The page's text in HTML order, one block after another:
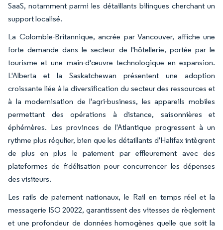
SaaS, notamment parmi les détaillants bilingues cherchant un
support localisé.
La Colombie-Britannique, ancrée par Vancouver, affiche une
forte demande dans le secteur de l'hôtellerie, portée par le
tourisme et une main-d'œuvre technologique en expansion.
L'Alberta et la Saskatchewan présentent une adoption
croissante liée à la diversification du secteur des ressources et
à la modernisation de l'agri-business, les appareils mobiles
permettant des opérations à distance, saisonnières et
éphémères. Les provinces de l'Atlantique progressent à un
rythme plus régulier, bien que les détaillants d'Halifax intègrent
de plus en plus le paiement par effleurement avec des
plateformes de fidélisation pour concurrencer les dépenses
des visiteurs.
Les rails de paiement nationaux, le Rail en temps réel et la
messagerie ISO 20022, garantissent des vitesses de règlement
et une profondeur de données homogènes quelle que soit la